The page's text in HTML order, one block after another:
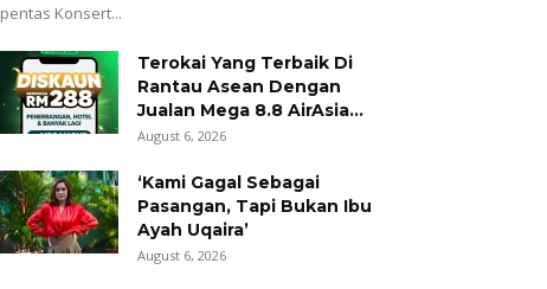
pentas Konsert...
Terokai Yang Terbaik Di
Rantau Asean Dengan
Jualan Mega 8.8 AirAsia...
August 6, 2026
‘Kami Gagal Sebagai
Pasangan, Tapi Bukan Ibu
Ayah Uqaira’
August 6, 2026